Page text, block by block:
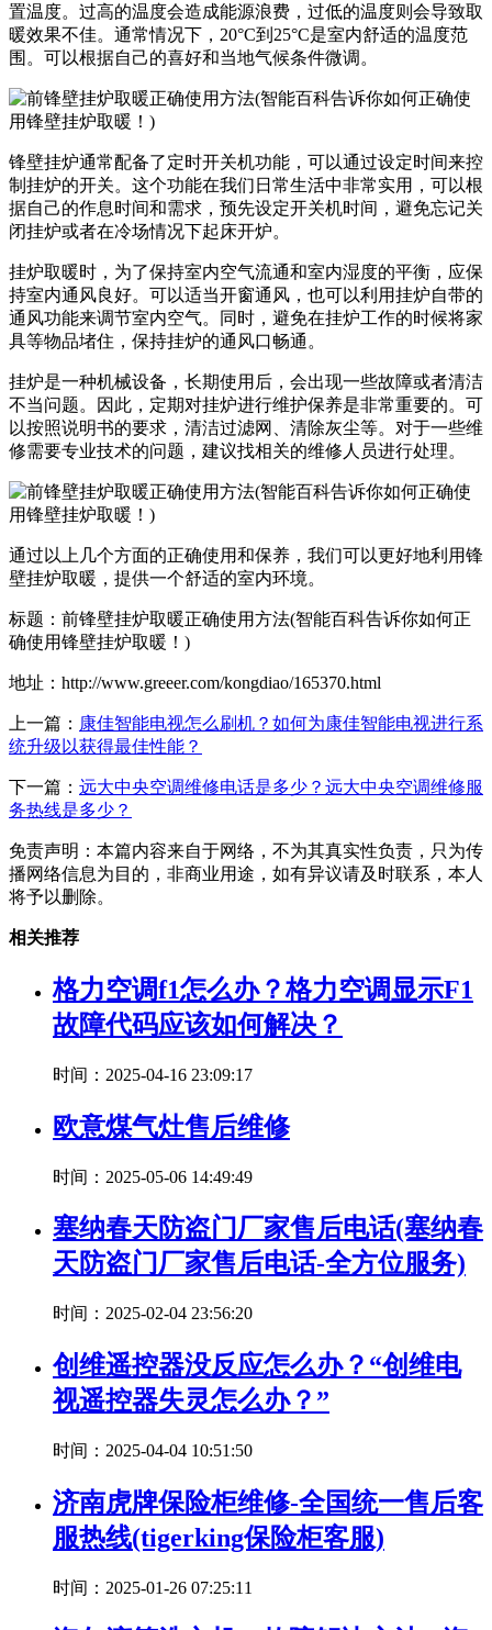
置温度。过高的温度会造成能源浪费，过低的温度则会导致取
暖效果不佳。通常情况下，20°C到25°C是室内舒适的温度范
围。可以根据自己的喜好和当地气候条件微调。
锋壁挂炉通常配备了定时开关机功能，可以通过设定时间来控
制挂炉的开关。这个功能在我们日常生活中非常实用，可以根
据自己的作息时间和需求，预先设定开关机时间，避免忘记关
闭挂炉或者在冷场情况下起床开炉。
挂炉取暖时，为了保持室内空气流通和室内湿度的平衡，应保
持室内通风良好。可以适当开窗通风，也可以利用挂炉自带的
通风功能来调节室内空气。同时，避免在挂炉工作的时候将家
具等物品堵住，保持挂炉的通风口畅通。
挂炉是一种机械设备，长期使用后，会出现一些故障或者清洁
不当问题。因此，定期对挂炉进行维护保养是非常重要的。可
以按照说明书的要求，清洁过滤网、清除灰尘等。对于一些维
修需要专业技术的问题，建议找相关的维修人员进行处理。
通过以上几个方面的正确使用和保养，我们可以更好地利用锋
壁挂炉取暖，提供一个舒适的室内环境。
标题：前锋壁挂炉取暖正确使用方法(智能百科告诉你如何正
确使用锋壁挂炉取暖！)
地址：http://www.greeer.com/kongdiao/165370.html
上一篇： 康佳智能电视怎么刷机？如何为康佳智能电视进行系
统升级以获得最佳性能？
下一篇： 远大中央空调维修电话是多少？远大中央空调维修服
务热线是多少？
免责声明：本篇内容来自于网络，不为其真实性负责，只为传
播网络信息为目的，非商业用途，如有异议请及时联系，本人
将予以删除。
相关推荐
格力空调f1怎么办？格力空调显示F1
故障代码应该如何解决？
时间：2025-04-16 23:09:17
欧意煤气灶售后维修
时间：2025-05-06 14:49:49
塞纳春天防盗门厂家售后电话(塞纳春
天防盗门厂家售后电话-全方位服务)
时间：2025-02-04 23:56:20
创维遥控器没反应怎么办？“创维电
视遥控器失灵怎么办？”
时间：2025-04-04 10:51:50
济南虎牌保险柜维修-全国统一售后客
服热线(tigerking保险柜客服)
时间：2025-01-26 07:25:11